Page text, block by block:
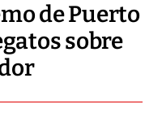
de Puerto
sobre